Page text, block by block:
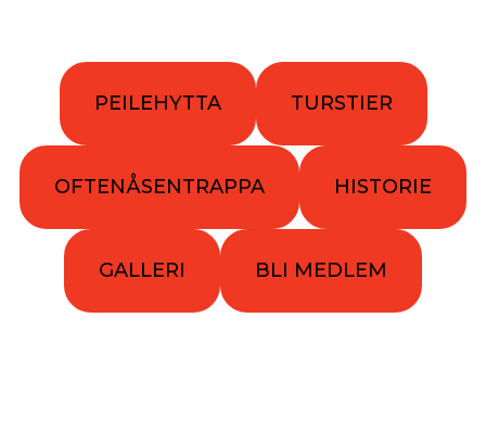
PEILEHYTTA TURSTIER
OFTENÅSENTRAPPA HISTORIE
GALLERI BLI MEDLEM